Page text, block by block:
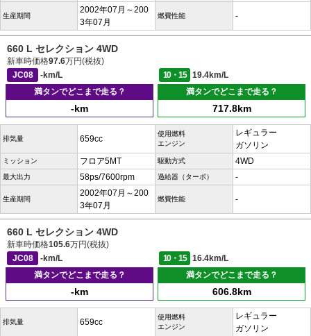
生産期間
2002年07月～200
3年07月
燃費性能 -
660 L セレクション 4WD
新車時価格97.6万円(税抜)
JC08
-km/L 10・15
19.4km/L
満タンでどこまで走る？
-km
満タンでどこまで走る？
717.8km
排気量 659cc
使用燃料
エンジン
レギュラー
ガソリン
ミッション フロア5MT 駆動方式 4WD
最大出力 58ps/7600rpm 過給器（ターボ） -
生産期間
2002年07月～200
3年07月
燃費性能 -
660 L セレクション 4WD
新車時価格105.6万円(税抜)
JC08
-km/L 10・15
16.4km/L
満タンでどこまで走る？
-km
満タンでどこまで走る？
606.8km
排気量 659cc
使用燃料
エンジン
レギュラー
ガソリン